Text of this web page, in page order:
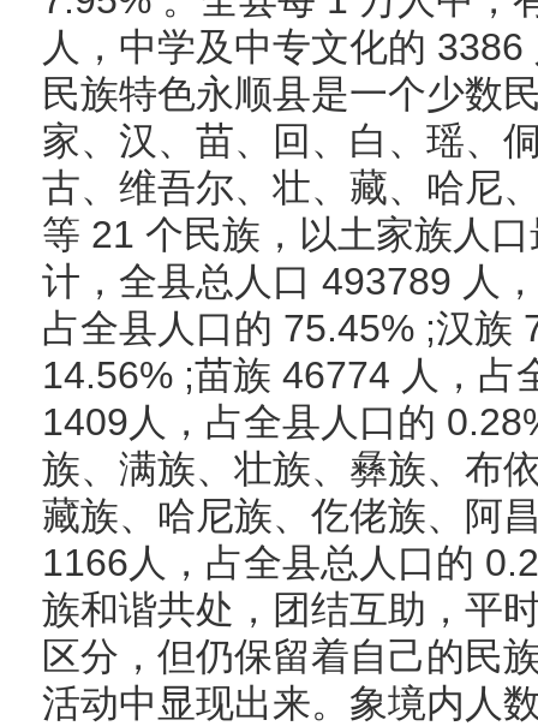
人，中学及中专文化的
民族特色永顺县是一个少数
家、汉、苗、回、白、瑶、
古、维吾尔、壮、藏、哈尼
等 21 个民族，以土家族人
计，全县总人口 493789 人
占全县人口的 75.45% ;汉族
14.56% ;苗族 46774 人，占
1409人，占全县人口的
族、满族、壮族、彝族、布
藏族、哈尼族、仡佬族、阿
1166人，占全县总人口的
族和谐共处，团结互助，平
区分，但仍保留着自己的民
活动中显现出来。象境内人